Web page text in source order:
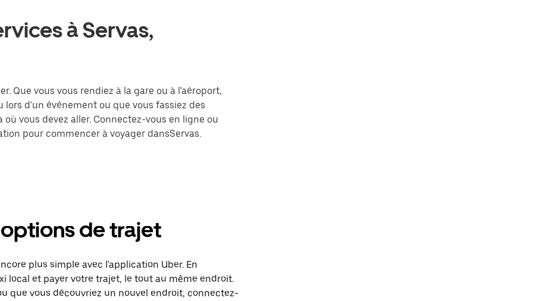
à Servas,
Que vous vous rendiez à la gare ou à l'aéroport,
d'un événement ou que vous fassiez des
vous devez aller. Connectez-vous en ligne ou
pour commencer à voyager dansServas.
de trajet
plus simple avec l'application Uber. En
local et payer votre trajet, le tout au même endroit.
que vous découvriez un nouvel endroit, connectez-